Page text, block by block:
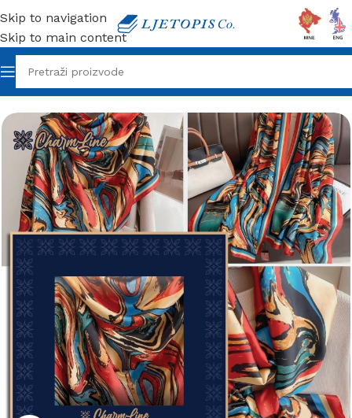
Skip to navigation
Skip to main content
Početna/ Galanterija